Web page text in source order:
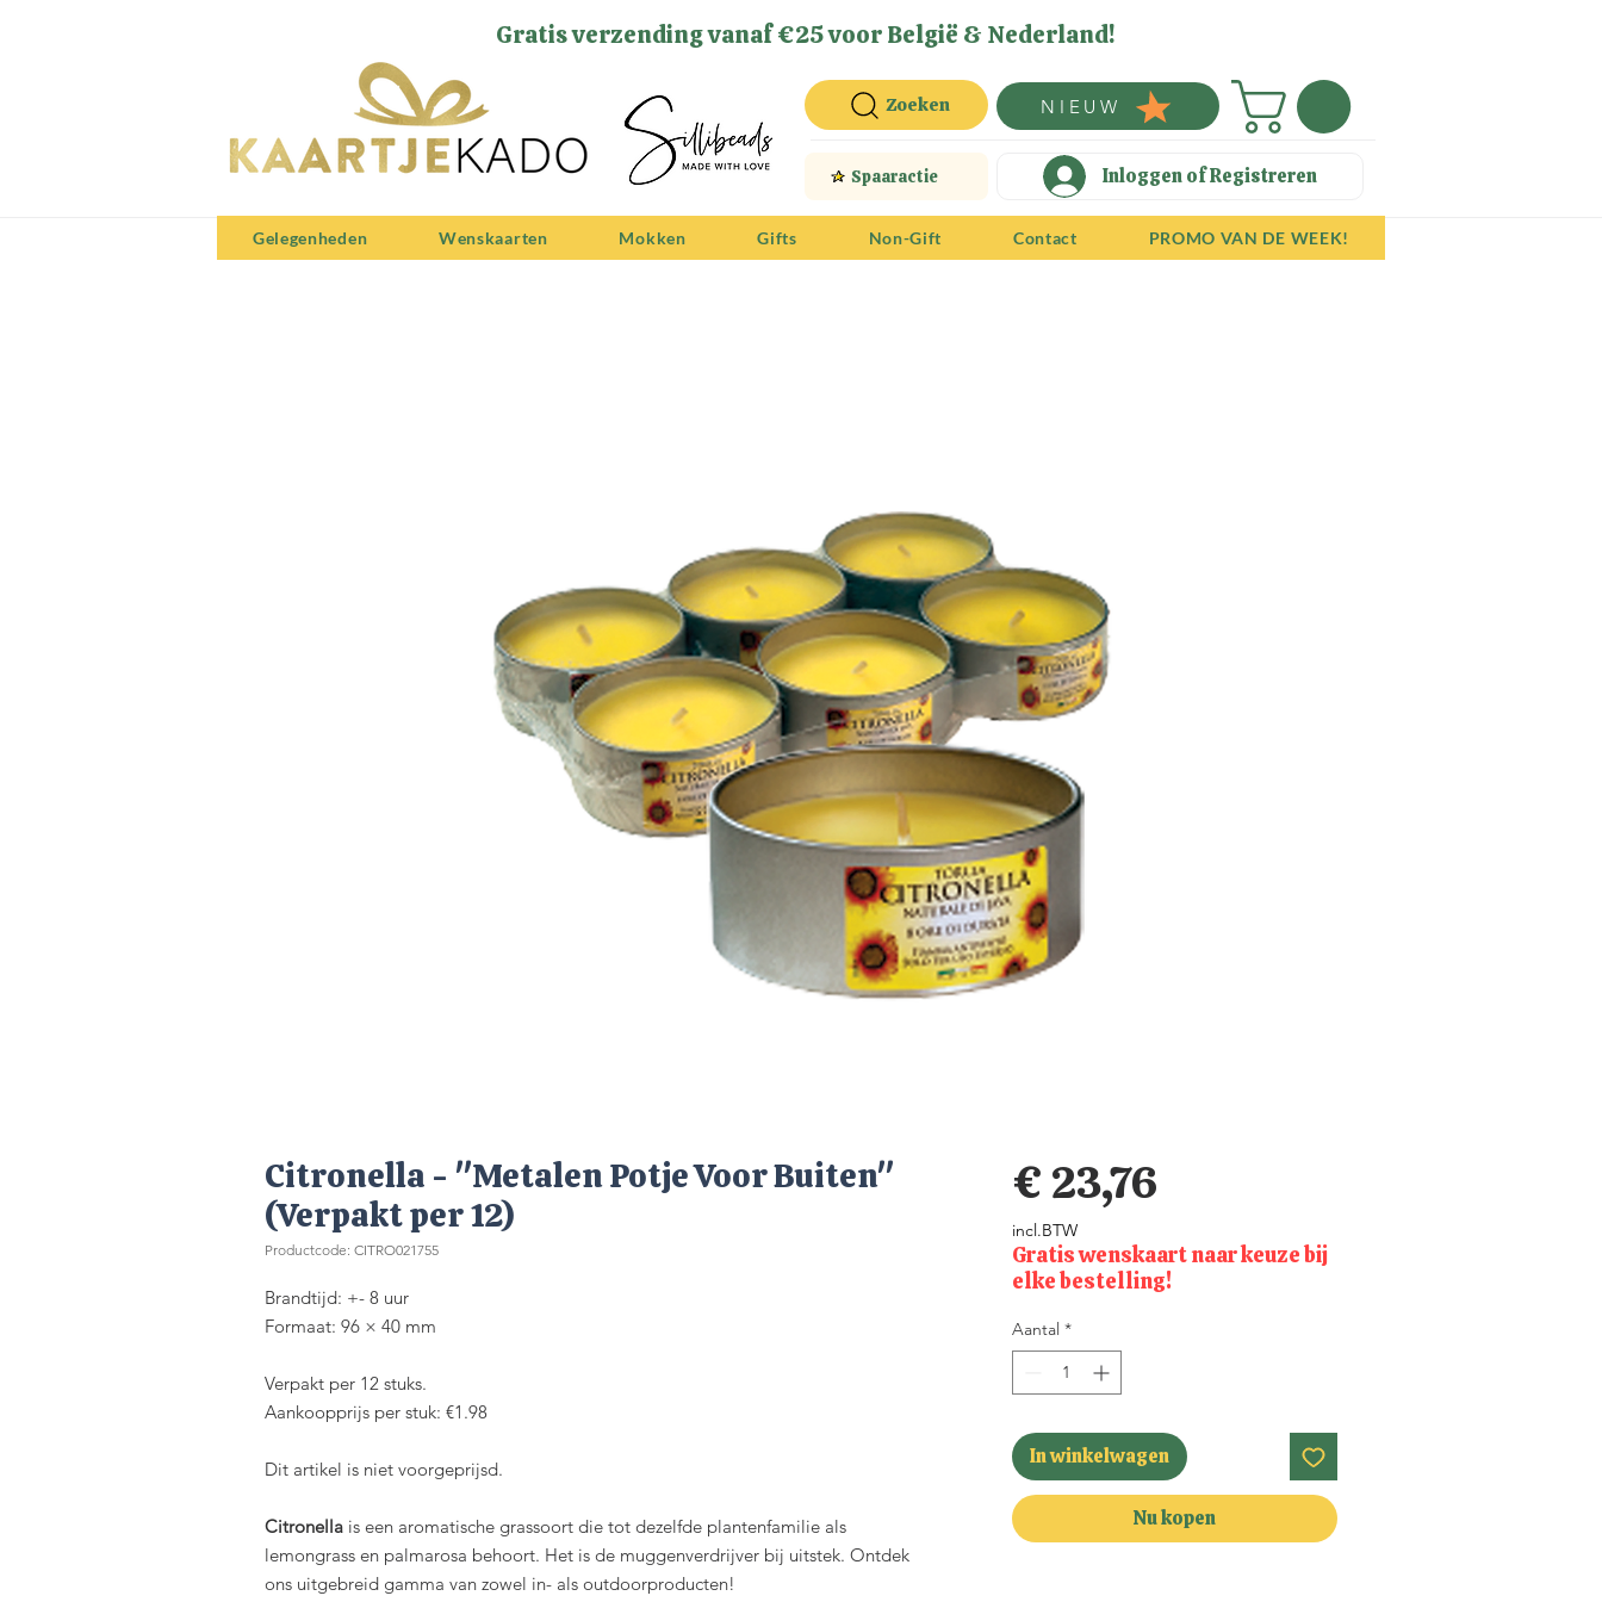
Gratis verzending vanaf €25 voor België & Nederland!
Zoeken NIEUW
Spaaractie Inloggen of Registreren
Gelegenheden Wenskaarten Mokken Gifts Non-Gift Contact PROMO VAN DE WEEK!
Citronella - "Metalen Potje Voor Buiten"
(Verpakt per 12)
Productcode: CITRO021755
Brandtijd: +- 8 uur
Formaat: 96 × 40 mm
Verpakt per 12 stuks.
Aankoopprijs per stuk: €1.98
Dit artikel is niet voorgeprijsd.
Citronella is een aromatische grassoort die tot dezelfde plantenfamilie als
lemongrass en palmarosa behoort. Het is de muggenverdrijver bij uitstek. Ontdek
ons uitgebreid gamma van zowel in- als outdoorproducten!
€ 23,76Prijs
incl.BTW
Gratis wenskaart naar keuze bij
elke bestelling!
Aantal *
In winkelwagen
Nu kopen